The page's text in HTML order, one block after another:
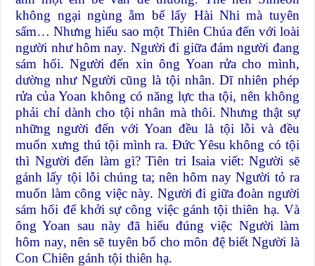
không ngại ngùng ẵm bế lấy Hài Nhi mà tuyên
sấm… Nhưng hiểu sao một Thiên Chúa đến với loài
người như hôm nay. Người đi giữa đám người đang
sám hối. Người đến xin ông Yoan rửa cho mình,
dường như Người cũng là tội nhân. Dĩ nhiên phép
rửa của Yoan không có năng lực tha tội, nên không
phải chỉ dành cho tội nhân mà thôi. Nhưng thật sự
những người đến với Yoan đều là tội lỗi và đều
muốn xưng thú tội mình ra. Ðức Yêsu không có tội
thì Người đến làm gì? Tiên tri Isaia viết: Người sẽ
gánh lấy tội lỗi chúng ta; nên hôm nay Người tỏ ra
muốn làm công việc này. Người đi giữa đoàn người
sám hối để khởi sự công việc gánh tội thiên hạ. Và
ông Yoan sau này đã hiểu đúng việc Người làm
hôm nay, nên sẽ tuyên bố cho môn đệ biết Người là
Con Chiên gánh tội thiên hạ.